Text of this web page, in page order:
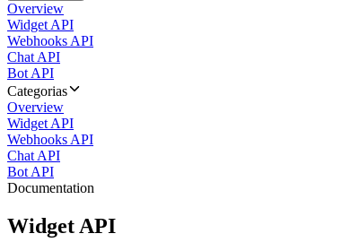
Overview
Widget API
Webhooks API
Chat API
Bot API
Categorias
Overview
Widget API
Webhooks API
Chat API
Bot API
Documentation
Widget API